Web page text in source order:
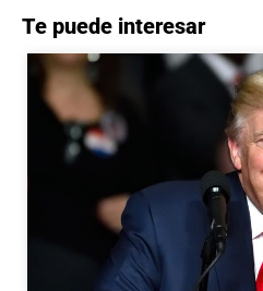
Te puede interesar